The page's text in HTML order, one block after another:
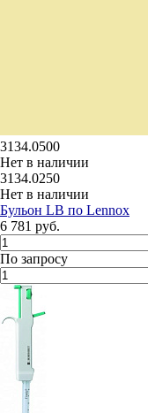
3134.0500
Нет в наличии
3134.0250
Нет в наличии
Бульон LB по Lennox
6 781 руб.
По запросу